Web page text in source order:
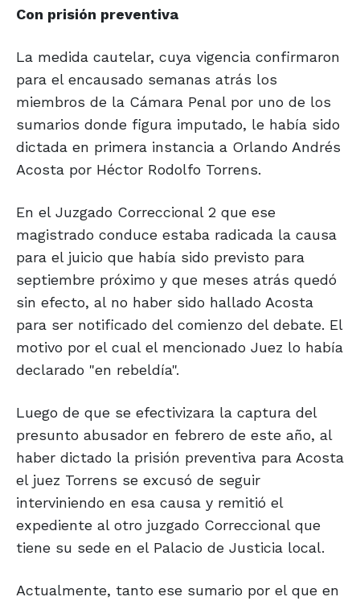
Con prisión preventiva
La medida cautelar, cuya vigencia confirmaron
para el encausado semanas atrás los
miembros de la Cámara Penal por uno de los
sumarios donde figura imputado, le había sido
dictada en primera instancia a Orlando Andrés
Acosta por Héctor Rodolfo Torrens.
En el Juzgado Correccional 2 que ese
magistrado conduce estaba radicada la causa
para el juicio que había sido previsto para
septiembre próximo y que meses atrás quedó
sin efecto, al no haber sido hallado Acosta
para ser notificado del comienzo del debate. El
motivo por el cual el mencionado Juez lo había
declarado "en rebeldía".
Luego de que se efectivizara la captura del
presunto abusador en febrero de este año, al
haber dictado la prisión preventiva para Acosta
el juez Torrens se excusó de seguir
interviniendo en esa causa y remitió el
expediente al otro juzgado Correccional que
tiene su sede en el Palacio de Justicia local.
Actualmente, tanto ese sumario por el que en